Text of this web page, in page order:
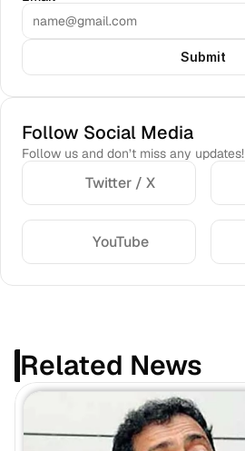
Submit
Follow Social Media
Follow us and don’t miss any updates!
Twitter / X
YouTube
Related News